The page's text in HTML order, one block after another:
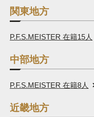
関東地方
P.F.S.MEISTER 在籍15人
中部地方
P.F.S.MEISTER 在籍8人
近畿地方